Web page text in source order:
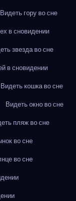
Видеть гору во сне
в сновидении
звезда во сне
в сновидении
Видеть кошка во сне
Видеть окно во сне
пляж во сне
во сне
во сне